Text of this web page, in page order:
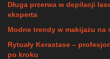
Długa przerwa w depilacji
eksperta
Modne trendy w makijażu na
Rytuały Kerastase –
po kroku